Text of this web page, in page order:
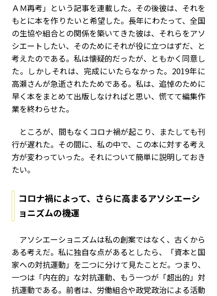
ＡＭ再考」という記事を連載した。その後彼は、それを
もとに本を作りたいと希望した。長年にわたって、全国
の生協や組合との関係を築いてきた彼は、それらをアソ
シエートしたい、そのためにそれが役に立つはずだ、と
考えたのである。私は懐疑的だったが、ともかく同意し
た。しかしそれは、完成にいたらなかった。2019年に
高瀬さんが急逝されたためである。私は、追悼のために
早く本をまとめて出版しなければと思い、慌てて編集作
業を終わらせた。
ところが、間もなくコロナ禍が起こり、またしても刊
行が遅れた。その間に、私の中で、この本に対する考え
方が変わっていった。それについて簡単に説明しておき
たい。
コロナ禍によって、さらに高まるアソシエーシ
ョニズムの機運
アソシエーショニズムは私の創案ではなく、古くから
ある考えだ。私に独自な点があるとしたら、「資本と国
家への対抗運動」を二つに分けて見たことだ。つまり、
一つは「内在的」な対抗運動、もう一つが「超出的」対
抗運動である。前者は、労働組合や政党政治による活動